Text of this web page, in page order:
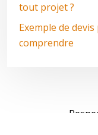
tout projet ?
Exemple de
comprendre